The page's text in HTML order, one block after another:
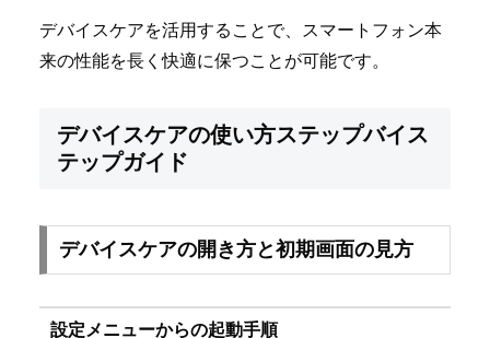
デバイスケアを活用することで、スマートフォン本
来の性能を長く快適に保つことが可能です。
デバイスケアの使い方ステップバイス
テップガイド
デバイスケアの開き方と初期画面の見方
設定メニューからの起動手順